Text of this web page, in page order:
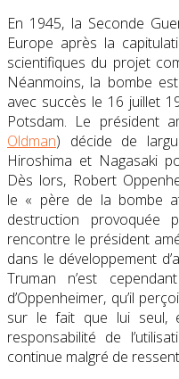
En 1945, la Seconde
Europe après la
scientifiques du projet
Néanmoins, la bombe
avec succès le 16 juillet
Potsdam. Le président
Oldman) décide de
Hiroshima et Nagasaki
Dès lors, Robert
le « père de la bombe
destruction provoquée
rencontre le président
dans le développement
Truman n’est
d’Oppenheimer, qu’il
sur le fait que lui seul,
responsabilité de
continue malgré de